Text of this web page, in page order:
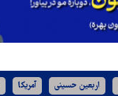
اربعین حسینی آمریکا